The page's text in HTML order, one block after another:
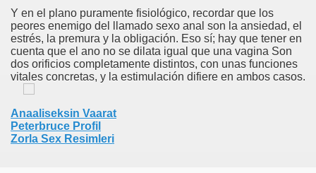
Y en el plano puramente fisiológico, recordar que los
peores enemigo del llamado sexo anal son la ansiedad, el
estrés, la premura y la obligación. Eso sí; hay que tener en
cuenta que el ano no se dilata igual que una vagina Son
dos orificios completamente distintos, con unas funciones
vitales concretas, y la estimulación difiere en ambos casos.
Anaaliseksin Vaarat
Peterbruce Profil
Zorla Sex Resimleri
Klubber Pasadena Ca, Gratis Lese Sex Historie,
Movies
Only Tedy